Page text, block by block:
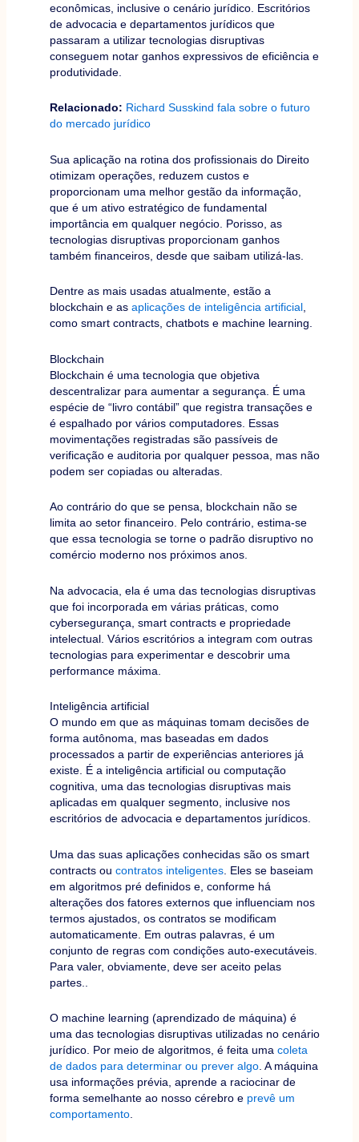
econômicas, inclusive o cenário jurídico. Escritórios
de advocacia e departamentos jurídicos que
passaram a utilizar tecnologias disruptivas
conseguem notar ganhos expressivos de eficiência e
produtividade.
Relacionado: Richard Susskind fala sobre o futuro
do mercado jurídico
Sua aplicação na rotina dos profissionais do Direito
otimizam operações, reduzem custos e
proporcionam uma melhor gestão da informação,
que é um ativo estratégico de fundamental
importância em qualquer negócio. Porisso, as
tecnologias disruptivas proporcionam ganhos
também financeiros, desde que saibam utilizá-las.
Dentre as mais usadas atualmente, estão a
blockchain e as aplicações de inteligência artificial,
como smart contracts, chatbots e machine learning.
Blockchain
Blockchain é uma tecnologia que objetiva
descentralizar para aumentar a segurança. É uma
espécie de “livro contábil” que registra transações e
é espalhado por vários computadores. Essas
movimentações registradas são passíveis de
verificação e auditoria por qualquer pessoa, mas não
podem ser copiadas ou alteradas.
Ao contrário do que se pensa, blockchain não se
limita ao setor financeiro. Pelo contrário, estima-se
que essa tecnologia se torne o padrão disruptivo no
comércio moderno nos próximos anos.
Na advocacia, ela é uma das tecnologias disruptivas
que foi incorporada em várias práticas, como
cybersegurança, smart contracts e propriedade
intelectual. Vários escritórios a integram com outras
tecnologias para experimentar e descobrir uma
performance máxima.
Inteligência artificial
O mundo em que as máquinas tomam decisões de
forma autônoma, mas baseadas em dados
processados a partir de experiências anteriores já
existe. É a inteligência artificial ou computação
cognitiva, uma das tecnologias disruptivas mais
aplicadas em qualquer segmento, inclusive nos
escritórios de advocacia e departamentos jurídicos.
Uma das suas aplicações conhecidas são os smart
contracts ou contratos inteligentes. Eles se baseiam
em algoritmos pré definidos e, conforme há
alterações dos fatores externos que influenciam nos
termos ajustados, os contratos se modificam
automaticamente. Em outras palavras, é um
conjunto de regras com condições auto-executáveis.
Para valer, obviamente, deve ser aceito pelas
partes..
O machine learning (aprendizado de máquina) é
uma das tecnologias disruptivas utilizadas no cenário
jurídico. Por meio de algoritmos, é feita uma coleta
de dados para determinar ou prever algo. A máquina
usa informações prévia, aprende a raciocinar de
forma semelhante ao nosso cérebro e prevê um
comportamento.